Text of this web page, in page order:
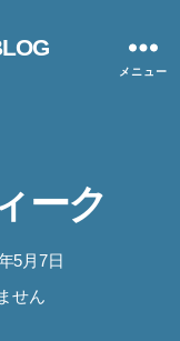
メニュー
ーク
5月7日
せん